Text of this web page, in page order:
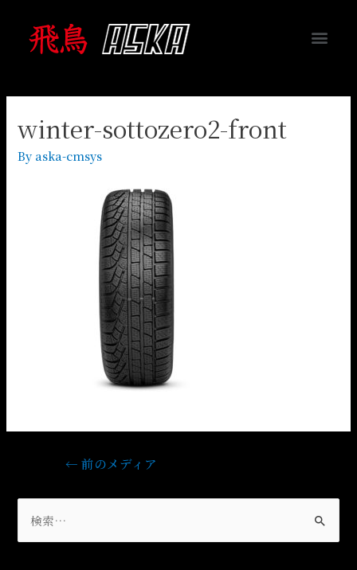
winter-sottozero2-front
By aska-cmsys
← 前のメディア